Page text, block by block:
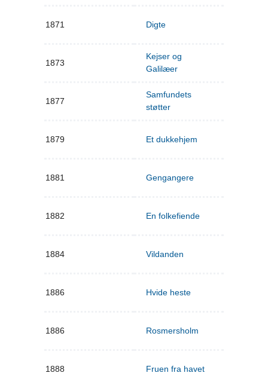
1871 Digte
1873
Kejser og
Galilæer
1877
Samfundets
støtter
1879 Et dukkehjem
1881 Gengangere
1882 En folkefiende
1884 Vildanden
1886 Hvide heste
1886 Rosmersholm
1888 Fruen fra havet